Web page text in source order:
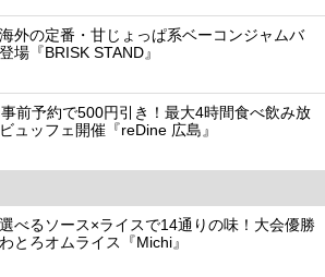
外の定番・甘じょっぱ系ベーコンジャムバ
場『BRISK STAND』
前予約で500円引き！最大4時間食べ飲み放
ュッフェ開催『reDine 広島』
べるソース×ライスで14通りの味！大会優勝
とろオムライス『Michi』